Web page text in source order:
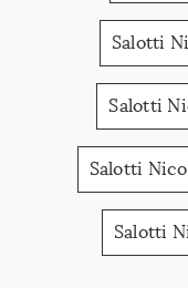
Salotti
Salotti
Salotti
Salotti